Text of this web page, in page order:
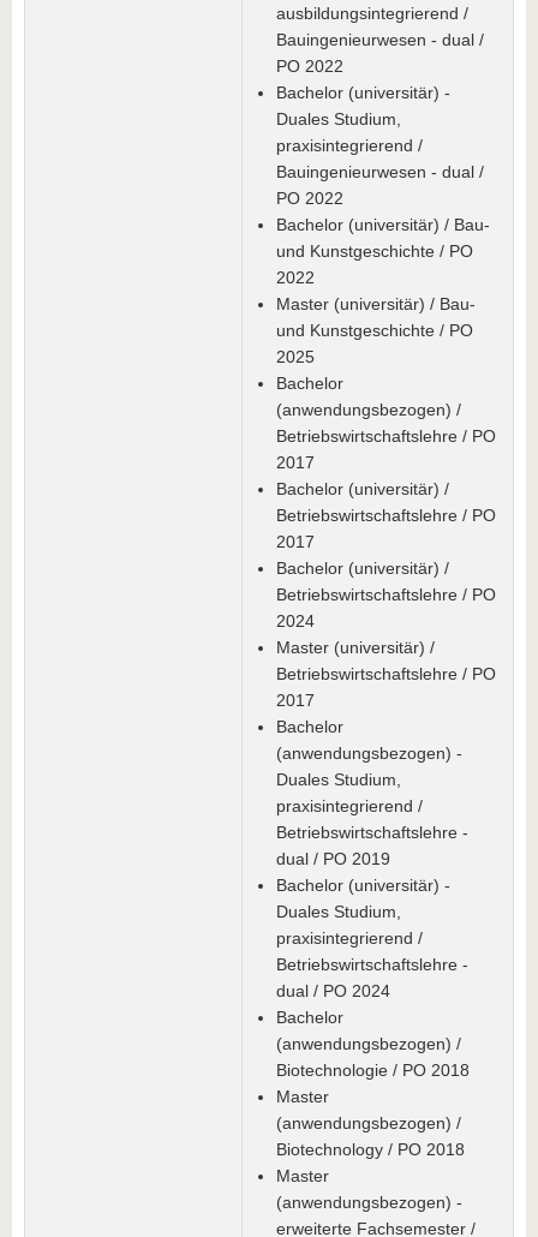
ausbildungsintegrierend /
Bauingenieurwesen - dual /
PO 2022
Bachelor (universitär) -
Duales Studium,
praxisintegrierend /
Bauingenieurwesen - dual /
PO 2022
Bachelor (universitär) / Bau-
und Kunstgeschichte / PO
2022
Master (universitär) / Bau-
und Kunstgeschichte / PO
2025
Bachelor
(anwendungsbezogen) /
Betriebswirtschaftslehre / PO
2017
Bachelor (universitär) /
Betriebswirtschaftslehre / PO
2017
Bachelor (universitär) /
Betriebswirtschaftslehre / PO
2024
Master (universitär) /
Betriebswirtschaftslehre / PO
2017
Bachelor
(anwendungsbezogen) -
Duales Studium,
praxisintegrierend /
Betriebswirtschaftslehre -
dual / PO 2019
Bachelor (universitär) -
Duales Studium,
praxisintegrierend /
Betriebswirtschaftslehre -
dual / PO 2024
Bachelor
(anwendungsbezogen) /
Biotechnologie / PO 2018
Master
(anwendungsbezogen) /
Biotechnology / PO 2018
Master
(anwendungsbezogen) -
erweiterte Fachsemester /